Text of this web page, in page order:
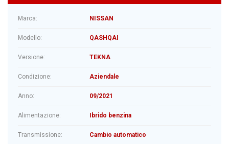
Marca: NISSAN
Modello: QASHQAI
Versione: TEKNA
Condizione: Aziendale
Anno: 09/2021
Alimentazione: Ibrido benzina
Transmissione: Cambio automatico